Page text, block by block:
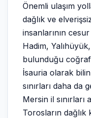
Önemli ulaşım
dağlık ve
insanlarının
Hadim,
bulunduğu
İsauria olarak
sınırları daha da
Mersin il sınırları
Torosların dağlık